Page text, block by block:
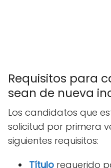
Requisitos para
sean de nueva
Los candidatos que
solicitud por primera
siguientes requisitos:
Título requerido